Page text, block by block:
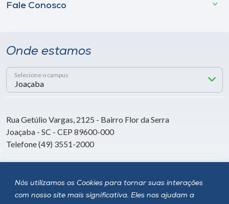
Nós utilizamos os Cookies para tornar suas interações
com nosso site mais significativa. Eles nos ajudam a
Fale Conosco
Onde estamos
Selecione o campus
Rua Getúlio Vargas, 2125 - Bairro Flor da Serra
Joaçaba - SC - CEP 89600-000
Telefone (49) 3551-2000
Siga a Unoesc